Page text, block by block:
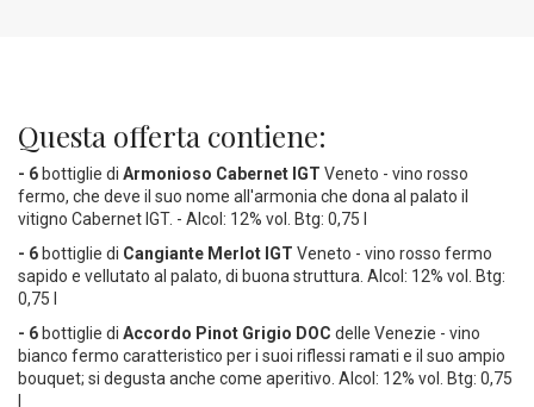
Questa offerta contiene:
- 6bottiglie di Armonioso Cabernet IGT Veneto - vino rosso
fermo, che deve il suo nome all'armonia che dona al palato il
vitigno Cabernet IGT. - Alcol: 12% vol. Btg: 0,75 l
- 6bottiglie di Cangiante Merlot IGT Veneto - vino rosso fermo
sapido e vellutato al palato, di buona struttura. Alcol: 12% vol. Btg:
0,75 l
- 6bottiglie di Accordo Pinot Grigio DOC delle Venezie - vino
bianco fermo caratteristico per i suoi riflessi ramati e il suo ampio
bouquet; si degusta anche come aperitivo. Alcol: 12% vol. Btg: 0,75